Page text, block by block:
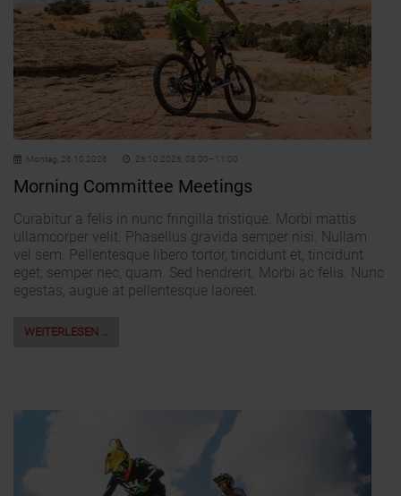
Montag, 26.10.2026 26.10.2026, 08:00–11:00
Morning Committee Meetings
Curabitur a felis in nunc fringilla tristique. Morbi mattis
ullamcorper velit. Phasellus gravida semper nisi. Nullam
vel sem. Pellentesque libero tortor, tincidunt et, tincidunt
eget, semper nec, quam. Sed hendrerit. Morbi ac felis. Nunc
egestas, augue at pellentesque laoreet.
WEITERLESEN …